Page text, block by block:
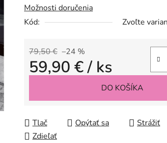
Možnosti doručenia
Kód:
Zvoľte
79,50 € –24 %
59,90 €/ ks
DO KOŠÍKA
Tlač Opýtať sa
Strážiť
Zdieľať